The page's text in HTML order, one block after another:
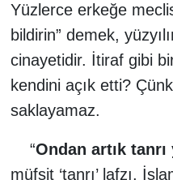
Yüzlerce erkeğe
bildirin” demek,
cinayetidir. İtiraf gibi
kendini açık etti?
saklayamaz.
“Ondan artık tanrı
müfsit ‘tanrı’ lafzı,